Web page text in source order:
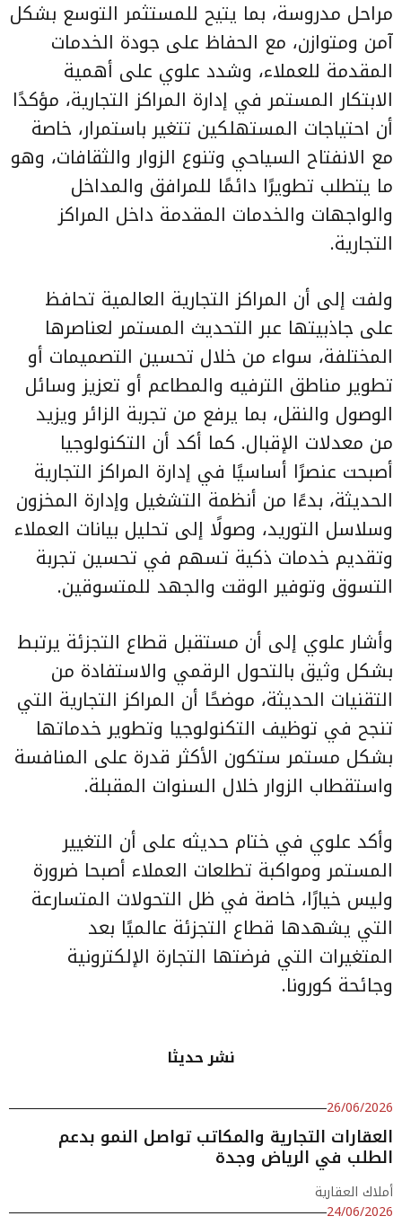
مراحل مدروسة، بما يتيح للمستثمر التوسع بشكل
آمن ومتوازن، مع الحفاظ على جودة الخدمات
المقدمة للعملاء، وشدد علوي على أهمية
الابتكار المستمر في إدارة المراكز التجارية، مؤكدًا
أن احتياجات المستهلكين تتغير باستمرار، خاصة
مع الانفتاح السياحي وتنوع الزوار والثقافات، وهو
ما يتطلب تطويرًا دائمًا للمرافق والمداخل
والواجهات والخدمات المقدمة داخل المراكز
التجارية.
ولفت إلى أن المراكز التجارية العالمية تحافظ
على جاذبيتها عبر التحديث المستمر لعناصرها
المختلفة، سواء من خلال تحسين التصميمات أو
تطوير مناطق الترفيه والمطاعم أو تعزيز وسائل
الوصول والنقل، بما يرفع من تجربة الزائر ويزيد
من معدلات الإقبال. كما أكد أن التكنولوجيا
أصبحت عنصرًا أساسيًا في إدارة المراكز التجارية
الحديثة، بدءًا من أنظمة التشغيل وإدارة المخزون
وسلاسل التوريد، وصولًا إلى تحليل بيانات العملاء
وتقديم خدمات ذكية تسهم في تحسين تجربة
التسوق وتوفير الوقت والجهد للمتسوقين.
وأشار علوي إلى أن مستقبل قطاع التجزئة يرتبط
بشكل وثيق بالتحول الرقمي والاستفادة من
التقنيات الحديثة، موضحًا أن المراكز التجارية التي
تنجح في توظيف التكنولوجيا وتطوير خدماتها
بشكل مستمر ستكون الأكثر قدرة على المنافسة
واستقطاب الزوار خلال السنوات المقبلة.
وأكد علوي في ختام حديثه على أن التغيير
المستمر ومواكبة تطلعات العملاء أصبحا ضرورة
وليس خيارًا، خاصة في ظل التحولات المتسارعة
التي يشهدها قطاع التجزئة عالميًا بعد
المتغيرات التي فرضتها التجارة الإلكترونية
وجائحة كورونا.
نشر حديثا
26/06/2026
العقارات التجارية والمكاتب تواصل النمو بدعم
الطلب في الرياض وجدة
أملاك العقارية
24/06/2026